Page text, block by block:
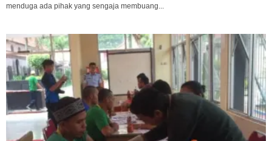
menduga ada pihak yang sengaja membuang...